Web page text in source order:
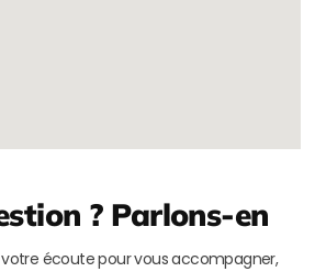
? Parlons-en
écoute pour vous accompagner,